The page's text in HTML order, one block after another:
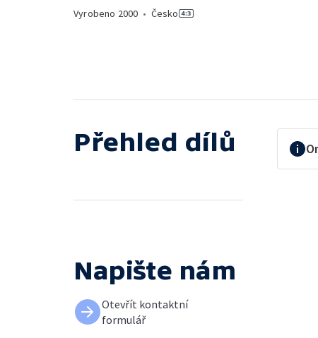
Vyrobeno 2000 • Česko
Přehled dílů
Napište nám
Otevřít kontaktní
formulář